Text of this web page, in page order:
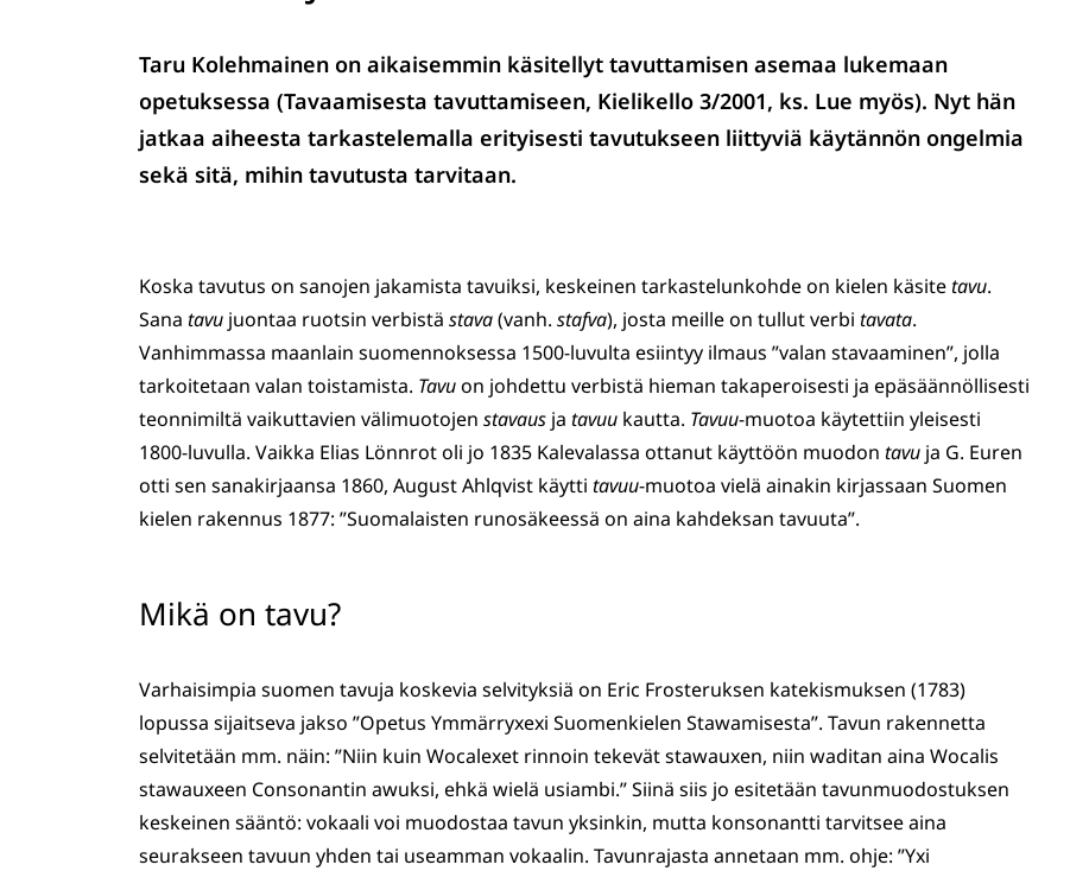
Taru Kolehmainen on aikaisemmin käsitellyt tavuttamisen asemaa lukemaan
opetuksessa (Tavaamisesta tavuttamiseen, Kielikello 3/2001, ks. Lue myös). Nyt hän
jatkaa aiheesta tarkastelemalla erityisesti tavutukseen liittyviä käytännön ongelmia
sekä sitä, mihin tavutusta tarvitaan.
Koska tavutus on sanojen jakamista tavuiksi, keskeinen tarkastelunkohde on kielen käsitetavu.
Sana tavu juontaa ruotsin verbistä stava(vanh. stafva), josta meille on tullut verbi tavata.
Vanhimmassa maanlain suomennoksessa 1500-luvulta esiintyy ilmaus ”valan stavaaminen”, jolla
tarkoitetaan valan toistamista. Tavuon johdettu verbistä hieman takaperoisesti ja epäsäännöllisesti
teonnimiltä vaikuttavien välimuotojen stavaus ja tavuu kautta. Tavuu-muotoa käytettiin yleisesti
1800-luvulla. Vaikka Elias Lönnrot oli jo 1835 Kalevalassa ottanut käyttöön muodon tavu ja G. Euren
otti sen sanakirjaansa 1860, August Ahlqvist käytti tavuu-muotoa vielä ainakin kirjassaan Suomen
kielen rakennus 1877: ”Suomalaisten runosäkeessä on aina kahdeksan tavuuta”.
Mikä on tavu?
Varhaisimpia suomen tavuja koskevia selvityksiä on Eric Frosteruksen katekismuksen (1783)
lopussa sijaitseva jakso ”Opetus Ymmärryxexi Suomenkielen Stawamisesta”. Tavun rakennetta
selvitetään mm. näin: ”Niin kuin Wocalexet rinnoin tekevät stawauxen, niin waditan aina Wocalis
stawauxeen Consonantin awuksi, ehkä wielä usiambi.” Siinä siis jo esitetään tavunmuodostuksen
keskeinen sääntö: vokaali voi muodostaa tavun yksinkin, mutta konsonantti tarvitsee aina
seurakseen tavuun yhden tai useamman vokaalin. Tavunrajasta annetaan mm. ohje: ”Yxi